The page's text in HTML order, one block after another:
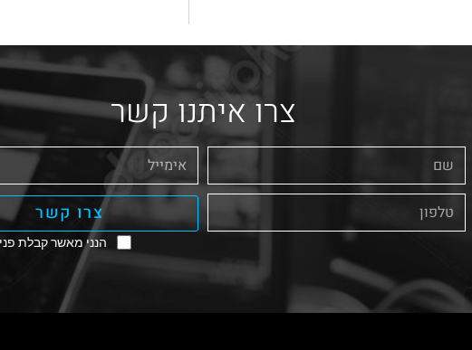
צרו איתנו קשר
הנני מאשר קבלת
צרו קשר